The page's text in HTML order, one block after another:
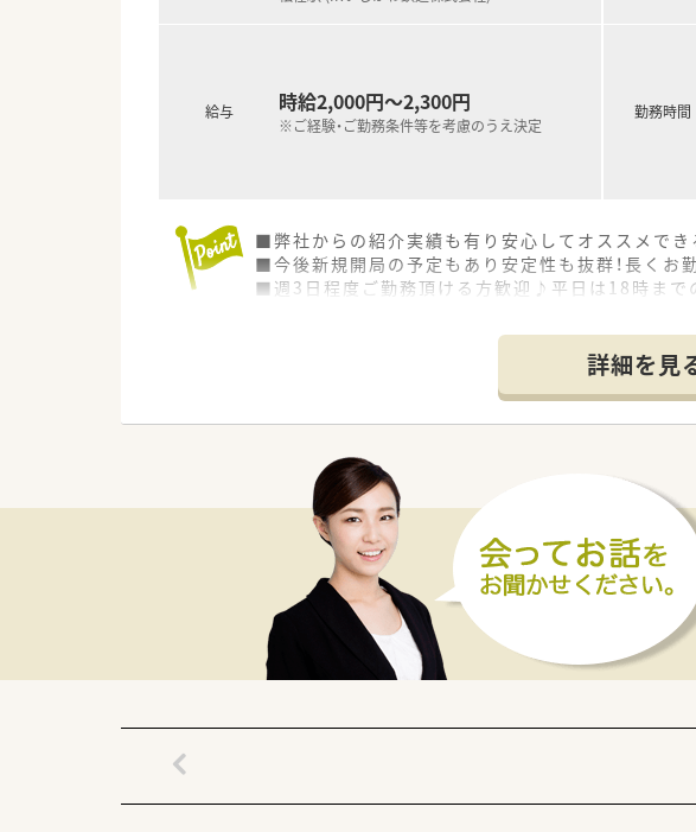
給与 時給2,000円～2,300円
※ご経験・ご勤務条件等を考慮のうえ決定
勤務時間
■弊社からの紹介実績も有り安心してオススメでき
■今後新規開局の予定もあり安定性も抜群！長くお
■週3日程度ご勤務頂ける方歓迎♪平日は18時まで
詳細を見